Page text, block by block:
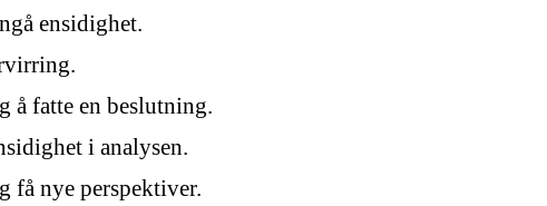
ensidighet.
å fatte en beslutning.
i analysen.
få nye perspektiver.